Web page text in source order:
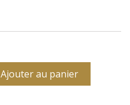
Ajouter au panier